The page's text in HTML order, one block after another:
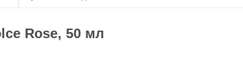
Rose, 50 мл